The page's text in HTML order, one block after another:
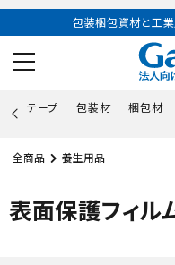
包装梱包資材と工
テープ 包装材 梱包材
全商品 養生用品
表面保護フィル